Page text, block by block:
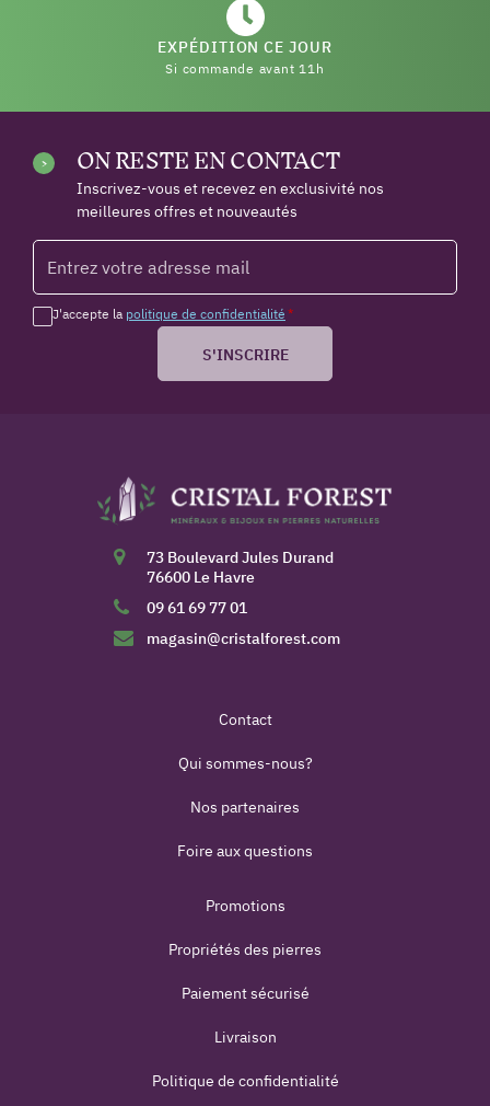
EXPÉDITION CE JOUR
Si commande avant 11h
ON RESTE EN CONTACT
Inscrivez-vous et recevez en exclusivité nos
meilleures offres et nouveautés
J'accepte la politique de confidentialité *
S'INSCRIRE
73 Boulevard Jules Durand
76600 Le Havre
09 61 69 77 01
magasin@cristalforest.com
Contact
Qui sommes-nous?
Nos partenaires
Foire aux questions
Promotions
Propriétés des pierres
Paiement sécurisé
Livraison
Politique de confidentialité